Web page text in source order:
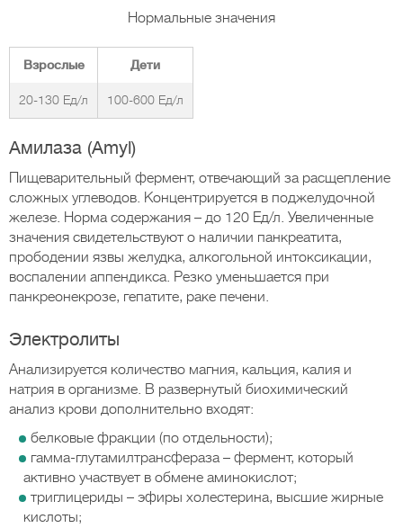
Нормальные значения
Взрослые Дети
20-130 Ед/л 100-600 Ед/л
Амилаза (Amyl)
Пищеварительный фермент, отвечающий за расщепление
сложных углеводов. Концентрируется в поджелудочной
железе. Норма содержания – до 120 Ед/л. Увеличенные
значения свидетельствуют о наличии панкреатита,
прободении язвы желудка, алкогольной интоксикации,
воспалении аппендикса. Резко уменьшается при
панкреонекрозе, гепатите, раке печени.
Электролиты
Анализируется количество магния, кальция, калия и
натрия в организме. В развернутый биохимический
анализ крови дополнительно входят:
белковые фракции (по отдельности);
гамма-глутамилтрансфераза – фермент, который
активно участвует в обмене аминокислот;
триглицериды – эфиры холестерина, высшие жирные
кислоты;